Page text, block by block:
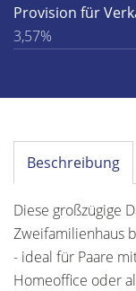
Provision für
3,57%
Beschreibung
Diese großzügige
Zweifamilienhaus
- ideal für Paare
Homeoffice oder